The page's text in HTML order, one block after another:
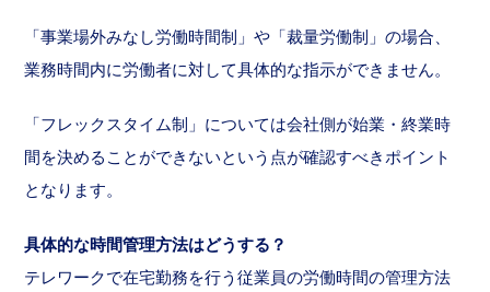
「事業場外みなし労働時間制」や「裁量労働制」の場合、
業務時間内に労働者に対して具体的な指示ができません。
「フレックスタイム制」については会社側が始業・終業時
間を決めることができないという点が確認すべきポイント
となります。
具体的な時間管理方法はどうする？
テレワークで在宅勤務を行う従業員の労働時間の管理方法